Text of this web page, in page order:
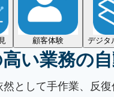
顧客体験 デジタ
い業務の
として手作業、反